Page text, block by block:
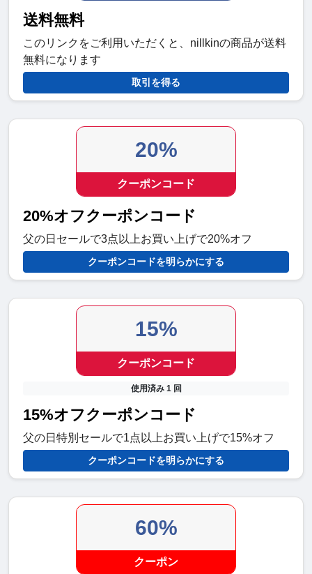
送料無料
このリンクをご利用いただくと、nillkinの商品が送料
無料になります
取引を得る
20%
クーポンコード
20%オフクーポンコード
父の日セールで3点以上お買い上げで20%オフ
クーポンコードを明らかにする
15%
クーポンコード
使用済み 1 回
15%オフクーポンコード
父の日特別セールで1点以上お買い上げで15%オフ
クーポンコードを明らかにする
60%
クーポン